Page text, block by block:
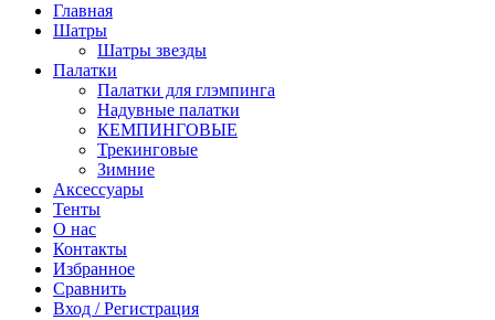
Главная
Шатры
Шатры звезды
Палатки
Палатки для глэмпинга
Надувные палатки
КЕМПИНГОВЫЕ
Трекинговые
Зимние
Аксессуары
Тенты
О нас
Контакты
Избранное
Сравнить
Вход / Регистрация